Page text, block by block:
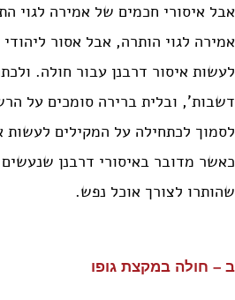
אבל איסורי חכמים של אמירה לגוי
אמירה לגוי הותרה, אבל אסור
לעשות איסור דרבנן עבור חולה.
לסמוך לכתחילה על המקילים לעשות
כאשר מדובר באיסורי דרבנן
שהותרו לצורך אוכל נפש.
ב – חולה במקצת גופו